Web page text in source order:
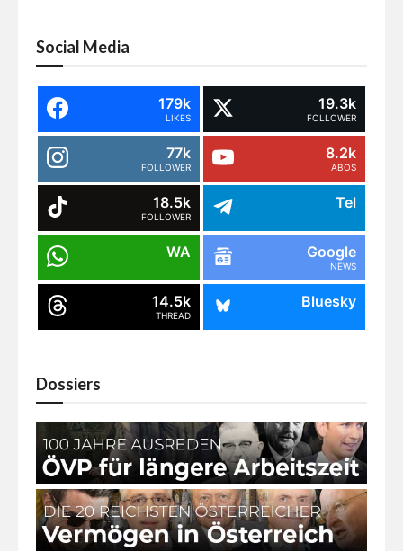
Social Media
179k
LIKES
19.3k
FOLLOWER
77k
FOLLOWER
8.2k
ABOS
18.5k
FOLLOWER
Tel
WA Google
NEWS
14.5k
THREAD
Bluesky
Dossiers